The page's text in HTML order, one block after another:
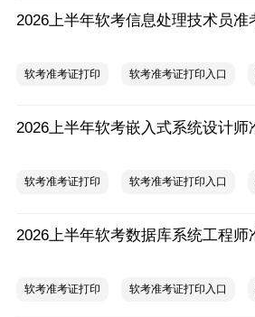
软考准考证打印 软考准考证打印入口
软考准考证打印 软考准考证打印入口
软考准考证打印 软考准考证打印入口